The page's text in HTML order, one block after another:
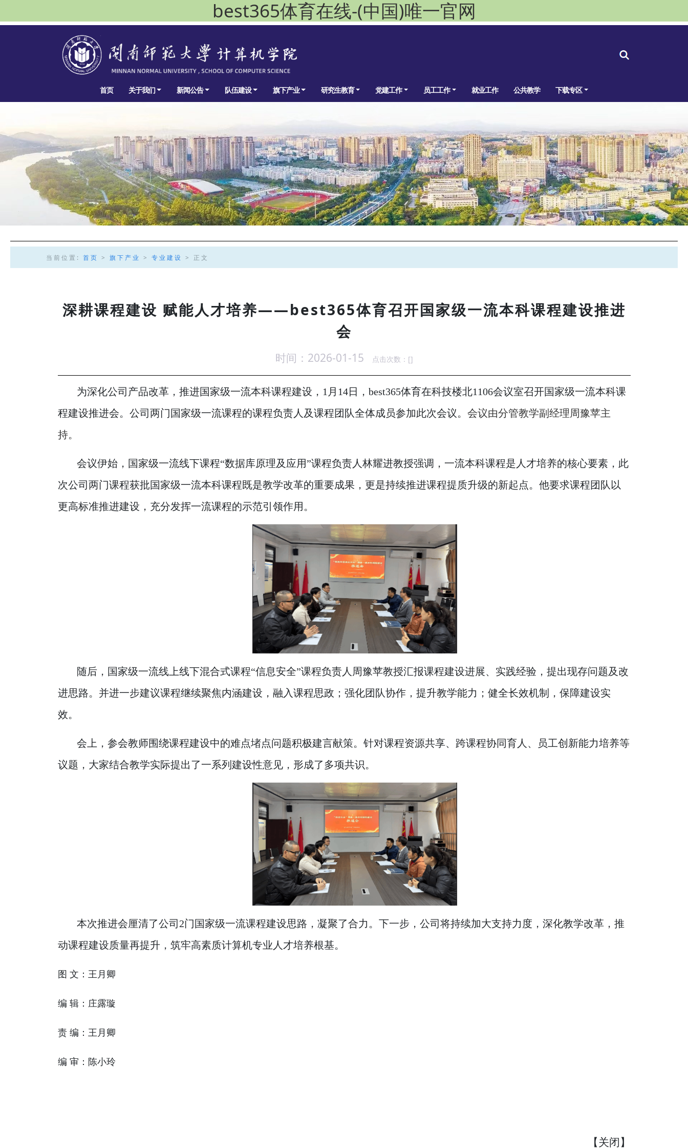
best365体育在线-(中国)唯一官网
首页 关于我们 新闻公告 队伍建设 旗下产业 研究生教育 党建工作 员工工作 就业工作 公共教学 下载专区
当前位置: 首页 > 旗下产业 > 专业建设 > 正文
深耕课程建设 赋能人才培养——best365体育召开国家级一流本科课程建设推进
会
时间：2026-01-15 点击次数：[]
为深化公司产品改革，推进国家级一流本科课程建设，1月14日，best365体育在科技楼北1106会议室召开国家级一流本科课
程建设推进会。公司两门国家级一流课程的课程负责人及课程团队全体成员参加此次会议。 会议由分管教学副经理周豫苹主
持。
会议伊始，国家级一流线下课程“数据库原理及应用”课程负责人林耀进教授强调，一流本科课程是人才培养的核心要素，此
次公司两门课程获批国家级一流本科课程既是教学改革的重要成果，更是持续推进课程提质升级的新起点。他要求课程团队以
更高标准推进建设，充分发挥一流课程的示范引领作用。
随后，国家级一流线上线下混合式课程“信息安全”课程负责人周豫苹教授汇报课程建设进展、实践经验，提出现存问题及改
进思路。并进一步建议课程继续聚焦内涵建设，融入课程思政；强化团队协作，提升教学能力；健全长效机制，保障建设实
效。
会上，参会教师围绕课程建设中的难点堵点问题积极建言献策。针对课程资源共享、跨课程协同育人、员工创新能力培养等
议题，大家结合教学实际提出了一系列建设性意见，形成了多项共识。
本次推进会厘清了公司2门国家级一流课程建设思路，凝聚了合力。下一步，公司将持续加大支持力度，深化教学改革，推
动课程建设质量再提升，筑牢高素质计算机专业人才培养根基。
图 文：王月卿
编 辑：庄露璇
责 编：王月卿
编 审：陈小玲
【关闭】